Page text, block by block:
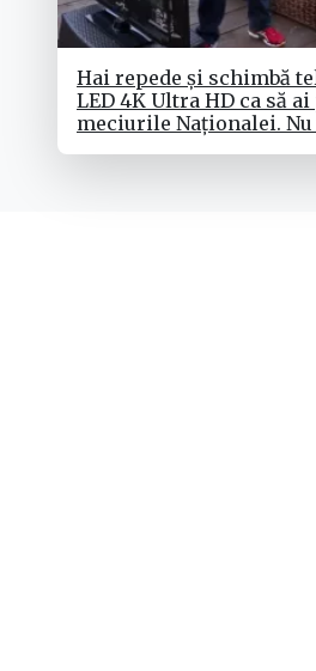
Hai repede și schimbă
LED 4K Ultra HD ca să ai
meciurile Naționalei.